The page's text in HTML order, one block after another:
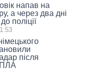
напав на
а через два дні
поліції
після